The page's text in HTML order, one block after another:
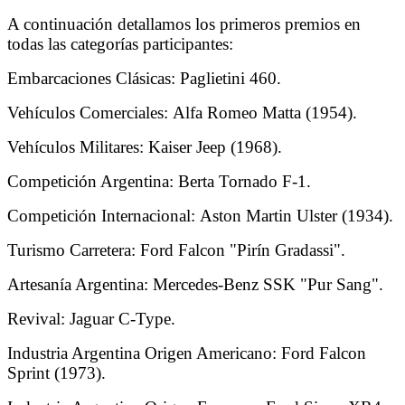
A continuación detallamos los primeros premios en
todas las categorías participantes:
Embarcaciones Clásicas: Paglietini 460.
Vehículos Comerciales: Alfa Romeo Matta (1954).
Vehículos Militares: Kaiser Jeep (1968).
Competición Argentina: Berta Tornado F-1.
Competición Internacional: Aston Martin Ulster (1934).
Turismo Carretera: Ford Falcon "Pirín Gradassi".
Artesanía Argentina: Mercedes-Benz SSK "Pur Sang".
Revival: Jaguar C-Type.
Industria Argentina Origen Americano: Ford Falcon
Sprint (1973).